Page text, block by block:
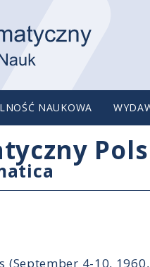
NAUKOWA
4-10,